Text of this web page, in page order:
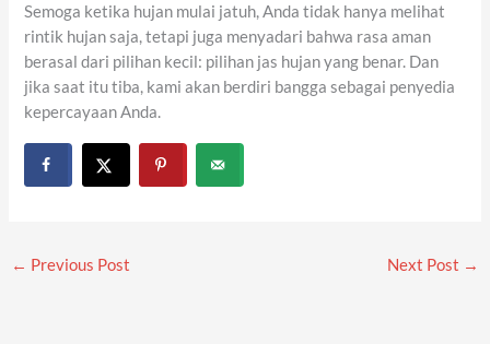
Semoga ketika hujan mulai jatuh, Anda tidak hanya melihat
rintik hujan saja, tetapi juga menyadari bahwa rasa aman
berasal dari pilihan kecil: pilihan jas hujan yang benar. Dan
jika saat itu tiba, kami akan berdiri bangga sebagai penyedia
kepercayaan Anda.
← Previous Post Next Post →